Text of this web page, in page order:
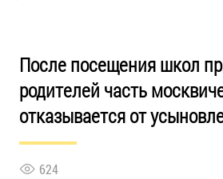
После посещения школ
родителей часть
отказывается от
624